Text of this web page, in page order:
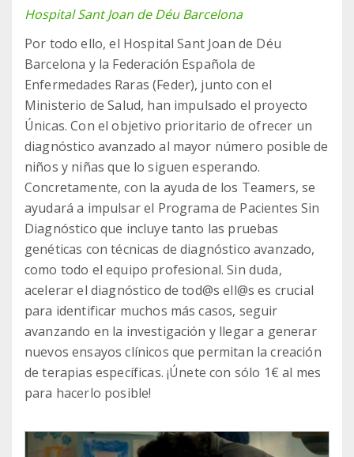
Hospital Sant Joan de Déu Barcelona
Por todo ello, el Hospital Sant Joan de Déu
Barcelona y la Federación Española de
Enfermedades Raras (Feder), junto con el
Ministerio de Salud, han impulsado el proyecto
Únicas. Con el objetivo prioritario de ofrecer un
diagnóstico avanzado al mayor número posible de
niños y niñas que lo siguen esperando.
Concretamente, con la ayuda de los Teamers, se
ayudará a impulsar el Programa de Pacientes Sin
Diagnóstico que incluye tanto las pruebas
genéticas con técnicas de diagnóstico avanzado,
como todo el equipo profesional. Sin duda,
acelerar el diagnóstico de tod@s ell@s es crucial
para identificar muchos más casos, seguir
avanzando en la investigación y llegar a generar
nuevos ensayos clínicos que permitan la creación
de terapias específicas. ¡Únete con sólo 1€ al mes
para hacerlo posible!